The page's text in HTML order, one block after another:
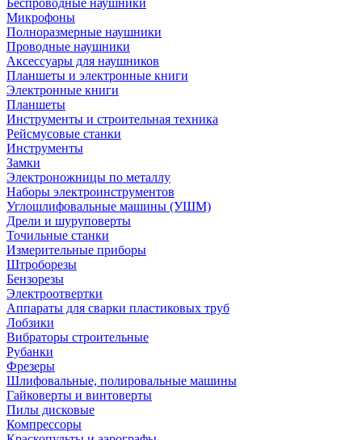
Беспроводные наушники
Микрофоны
Полноразмерные наушники
Проводные наушники
Аксессуары для наушников
Планшеты и электронные книги
Электронные книги
Планшеты
Инструменты и строительная техника
Рейсмусовые станки
Инструменты
Замки
Электроножницы по металлу
Наборы электроинструментов
Углошлифовальные машины (УШМ)
Дрели и шуруповерты
Точильные станки
Измерительные приборы
Штроборезы
Бензорезы
Электроотвертки
Аппараты для сварки пластиковых труб
Лобзики
Вибраторы строительные
Рубанки
Фрезеры
Шлифовальные, полировальные машины
Гайковерты и винтоверты
Пилы дисковые
Компрессоры